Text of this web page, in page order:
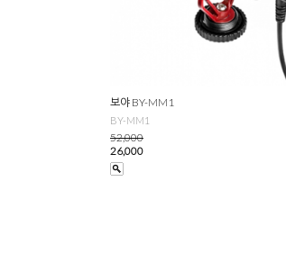
보야 BY-MM1
BY-MM1
52,000
26,000